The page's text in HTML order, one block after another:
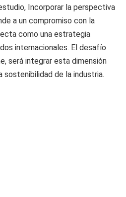
Incorporar la perspectiva
a un compromiso con la
como una estrategia
internacionales. El desafío
será integrar esta dimensión
sostenibilidad de la industria.